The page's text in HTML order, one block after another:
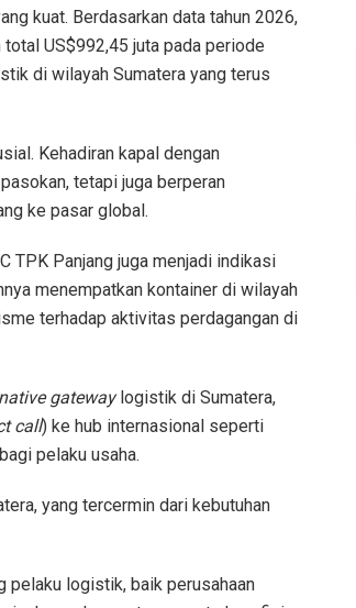
kuat. Berdasarkan data tahun 2026,
US$992,45 juta pada periode
di wilayah Sumatera yang terus
Kehadiran kapal dengan
tetapi juga berperan
ke pasar global.
TPK Panjang juga menjadi indikasi
menempatkan kontainer di wilayah
terhadap aktivitas perdagangan di
gatewaylogistik di Sumatera,
call) ke hub internasional seperti
pelaku usaha.
yang tercermin dari kebutuhan
pelaku logistik, baik perusahaan